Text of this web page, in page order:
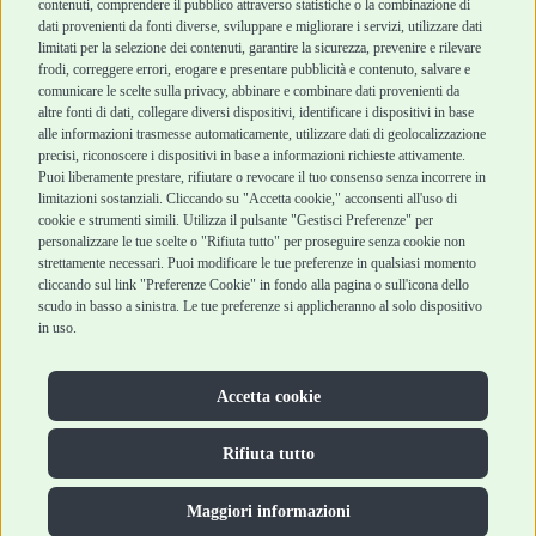
contenuti, comprendere il pubblico attraverso statistiche o la combinazione di
dati provenienti da fonti diverse, sviluppare e migliorare i servizi, utilizzare dati
limitati per la selezione dei contenuti, garantire la sicurezza, prevenire e rilevare
frodi, correggere errori, erogare e presentare pubblicità e contenuto, salvare e
comunicare le scelte sulla privacy, abbinare e combinare dati provenienti da
altre fonti di dati, collegare diversi dispositivi, identificare i dispositivi in base
alle informazioni trasmesse automaticamente, utilizzare dati di geolocalizzazione
precisi, riconoscere i dispositivi in base a informazioni richieste attivamente.
Puoi liberamente prestare, rifiutare o revocare il tuo consenso senza incorrere in
limitazioni sostanziali. Cliccando su "Accetta cookie," acconsenti all'uso di
cookie e strumenti simili. Utilizza il pulsante "Gestisci Preferenze" per
personalizzare le tue scelte o "Rifiuta tutto" per proseguire senza cookie non
strettamente necessari. Puoi modificare le tue preferenze in qualsiasi momento
cliccando sul link "Preferenze Cookie" in fondo alla pagina o sull'icona dello
scudo in basso a sinistra. Le tue preferenze si applicheranno al solo dispositivo
in uso.
Accetta cookie
Rifiuta tutto
Maggiori informazioni
Marchi
Blog
Assistenza Robinson
Pet Shop
Offerte
Promozioni
Recensioni Feedaty
Cashback
Metodi di
pagamento
Recesso e Reso
Spedizioni
Robinson Pet Shop S.r.l.
Via V. Giovanni Schiaparelli, 21 – 47122 Forlì (FC)
P.iva 04095130409 | REA: FO 329541
info@robinsonpetshop.it | Tel. 0543 096850
Copyright © 2025 Robinsonpetshop.it s.r.l. – Tutti i diritti
Privacy Policy|Cookie Policy